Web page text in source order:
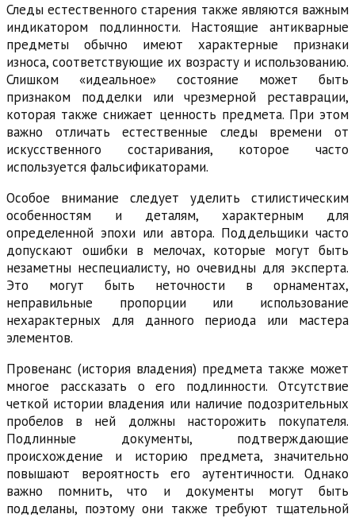
Следы естественного старения также являются важным
индикатором подлинности. Настоящие антикварные
предметы обычно имеют характерные признаки
износа, соответствующие их возрасту и использованию.
Слишком «идеальное» состояние может быть
признаком подделки или чрезмерной реставрации,
которая также снижает ценность предмета. При этом
важно отличать естественные следы времени от
искусственного состаривания, которое часто
используется фальсификаторами.
Особое внимание следует уделить стилистическим
особенностям и деталям, характерным для
определенной эпохи или автора. Поддельщики часто
допускают ошибки в мелочах, которые могут быть
незаметны неспециалисту, но очевидны для эксперта.
Это могут быть неточности в орнаментах,
неправильные пропорции или использование
нехарактерных для данного периода или мастера
элементов.
Провенанс (история владения) предмета также может
многое рассказать о его подлинности. Отсутствие
четкой истории владения или наличие подозрительных
пробелов в ней должны насторожить покупателя.
Подлинные документы, подтверждающие
происхождение и историю предмета, значительно
повышают вероятность его аутентичности. Однако
важно помнить, что и документы могут быть
подделаны, поэтому они также требуют тщательной